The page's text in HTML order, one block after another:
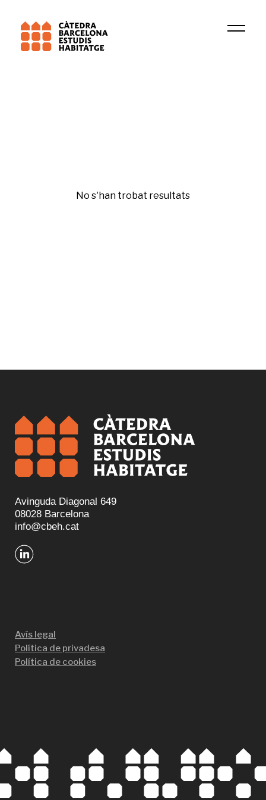
No s'han trobat resultats
Avinguda Diagonal 649
08028 Barcelona
info@cbeh.cat
Avís legal
Política de privadesa
Política de cookies